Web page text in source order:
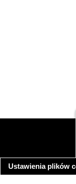
Ustawienia plików